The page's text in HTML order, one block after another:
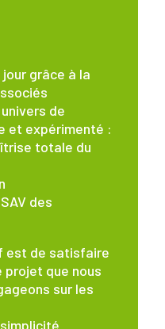
jour grâce à la
de
et expérimenté :
totale du
des
est de satisfaire
projet que nous
sur les